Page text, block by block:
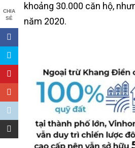
CHIA
SẺ
khoảng 30.000 căn hộ,
năm 2020.